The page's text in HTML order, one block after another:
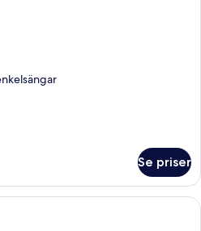
Se priser
Ett hotellrum med en stor säng, ett